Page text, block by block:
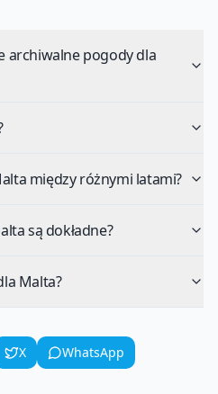
archiwalne pogody dla
między różnymi latami?
są dokładne?
Malta?
X
WhatsApp